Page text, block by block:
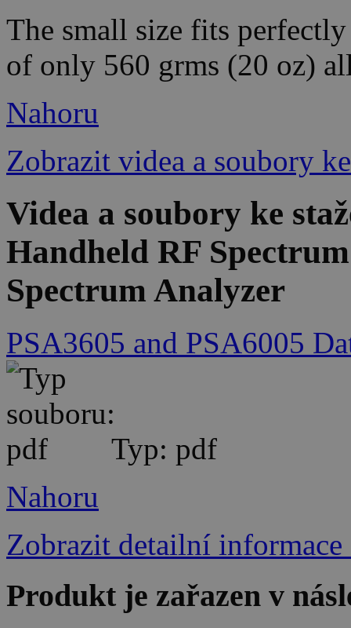
The small size fits
of only 560 grms (20 oz)
Nahoru
Zobrazit videa a soubory
Videa a soubory ke
Handheld RF
Spectrum Analyzer
PSA3605 and PSA6005
Typ: pdf
Nahoru
Zobrazit detailní informace
Produkt je zařazen v